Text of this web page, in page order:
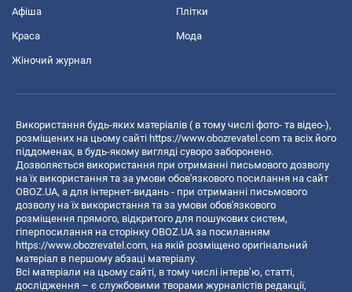
Афіша Плітки
Краса Мода
Жіночий журнал
Використання будь-яких матеріалів ( в тому числі фото- та відео-),
розміщених на цьому сайті https://www.obozrevatel.com та всіх його
піддоменах, в будь-якому вигляді суворо заборонено.
Дозволяється використання при отриманні письмового дозволу
на їх використання та за умови обов'язкового посилання на сайт
OBOZ.UA, а для інтернет-видань - при отриманні письмового
дозволу на їх використання та за умови обов'язкового
розміщення прямого, відкритого для пошукових систем,
гіперпосилання на сторінку OBOZ.UA за посиланням
https://www.obozrevatel.com, на якій розміщено оригінальний
матеріал в першому абзаці матеріалу.
Всі матеріали на цьому сайті, в тому числі інтерв’ю, статті,
дослідження – є службовими творами журналістів редакції,